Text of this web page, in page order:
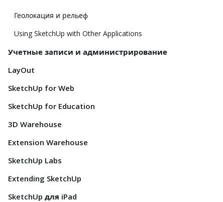
Геолокация и рельеф
Using SketchUp with Other Applications
Учетные записи и администрирование
LayOut
SketchUp for Web
SketchUp for Education
3D Warehouse
Extension Warehouse
SketchUp Labs
Extending SketchUp
SketchUp для iPad